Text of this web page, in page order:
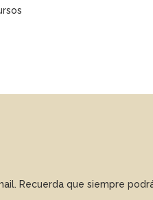
Recuerda que siempre